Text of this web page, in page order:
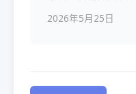
2026年5月25日